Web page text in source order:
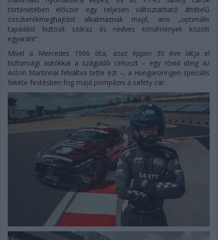
történetében először egy teljesen változtatható áttételű
összkerékmeghajtást alkalmaznak majd, ami „optimális
tapadást biztosít száraz és nedves körülmények között
egyaránt”.
Mivel a Mercedes 1996 óta, azaz éppen 30 éve látja el
biztonsági autókkal a száguldó cirkuszt – egy rövid ideig az
Aston Martinnal felváltva tette ezt –, a Hungaroringen speciális
fekete-festésben fog majd pompázni a safety car: